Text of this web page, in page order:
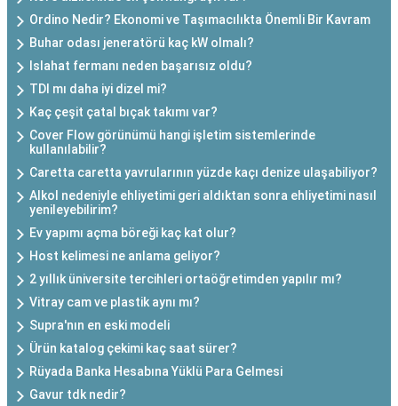
Ordino Nedir? Ekonomi ve Taşımacılıkta Önemli Bir Kavram
Buhar odası jeneratörü kaç kW olmalı?
Islahat fermanı neden başarısız oldu?
TDI mı daha iyi dizel mi?
Kaç çeşit çatal bıçak takımı var?
Cover Flow görünümü hangi işletim sistemlerinde
kullanılabilir?
Caretta caretta yavrularının yüzde kaçı denize ulaşabiliyor?
Alkol nedeniyle ehliyetimi geri aldıktan sonra ehliyetimi nasıl
yenileyebilirim?
Ev yapımı açma böreği kaç kat olur?
Host kelimesi ne anlama geliyor?
2 yıllık üniversite tercihleri ortaöğretimden yapılır mı?
Vitray cam ve plastik aynı mı?
Supra'nın en eski modeli
Ürün katalog çekimi kaç saat sürer?
Rüyada Banka Hesabına Yüklü Para Gelmesi
Gavur tdk nedir?